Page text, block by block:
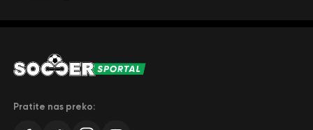
Pratite nas preko: